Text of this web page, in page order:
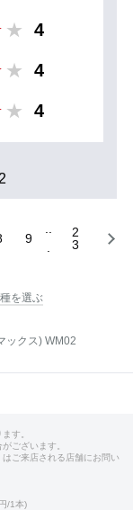
4
4
4
9
2
3
を選ぶ
ックス) WM02
す。
ございます。
ご来店される店舗にお問い
/1本)